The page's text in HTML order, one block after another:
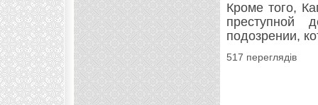
Кроме того,
преступной
подозрении,
517 переглядів